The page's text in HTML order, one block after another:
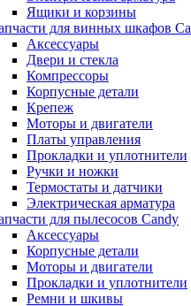
Ящики и корзины
для винных шкафов
Аксессуары
Двери и стекла
Компрессоры
Корпусные детали
Крепеж
Моторы и двигатели
Платы управления
Прокладки и уплотнители
Ручки и ножки
Термостаты и датчики
Электрическая арматура
для пылесосов Candy
Аксессуары
Корпусные детали
Моторы и двигатели
Прокладки и уплотнители
Ремни и шкивы